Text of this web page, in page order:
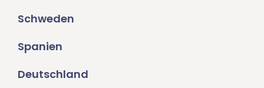
Schweden
Spanien
Deutschland